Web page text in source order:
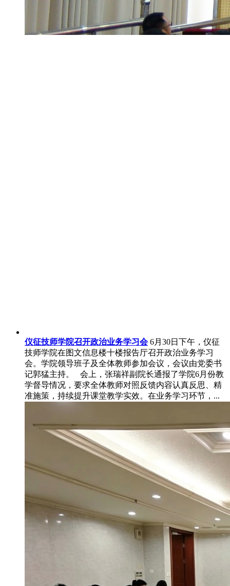
仪征技师学院召开政治业务学习会 6月30日下午，仪征
技师学院在图文信息楼十楼报告厅召开政治业务学习
会。学院领导班子及全体教师参加会议，会议由党委书
记郭猛主持。 会上，张瑞祥副院长通报了学院6月份教
学督导情况，要求全体教师对照反馈内容认真反思、精
准施策，持续提升课堂教学实效。在业务学习环节，...